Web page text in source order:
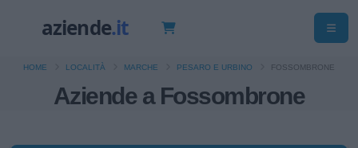
Aziende a Fossombrone
HOME LOCALITÀ MARCHE PESARO E URBINO FOSSOMBRONE